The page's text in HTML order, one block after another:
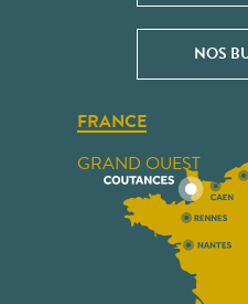
NOS
FRANCE
GRAND OUEST